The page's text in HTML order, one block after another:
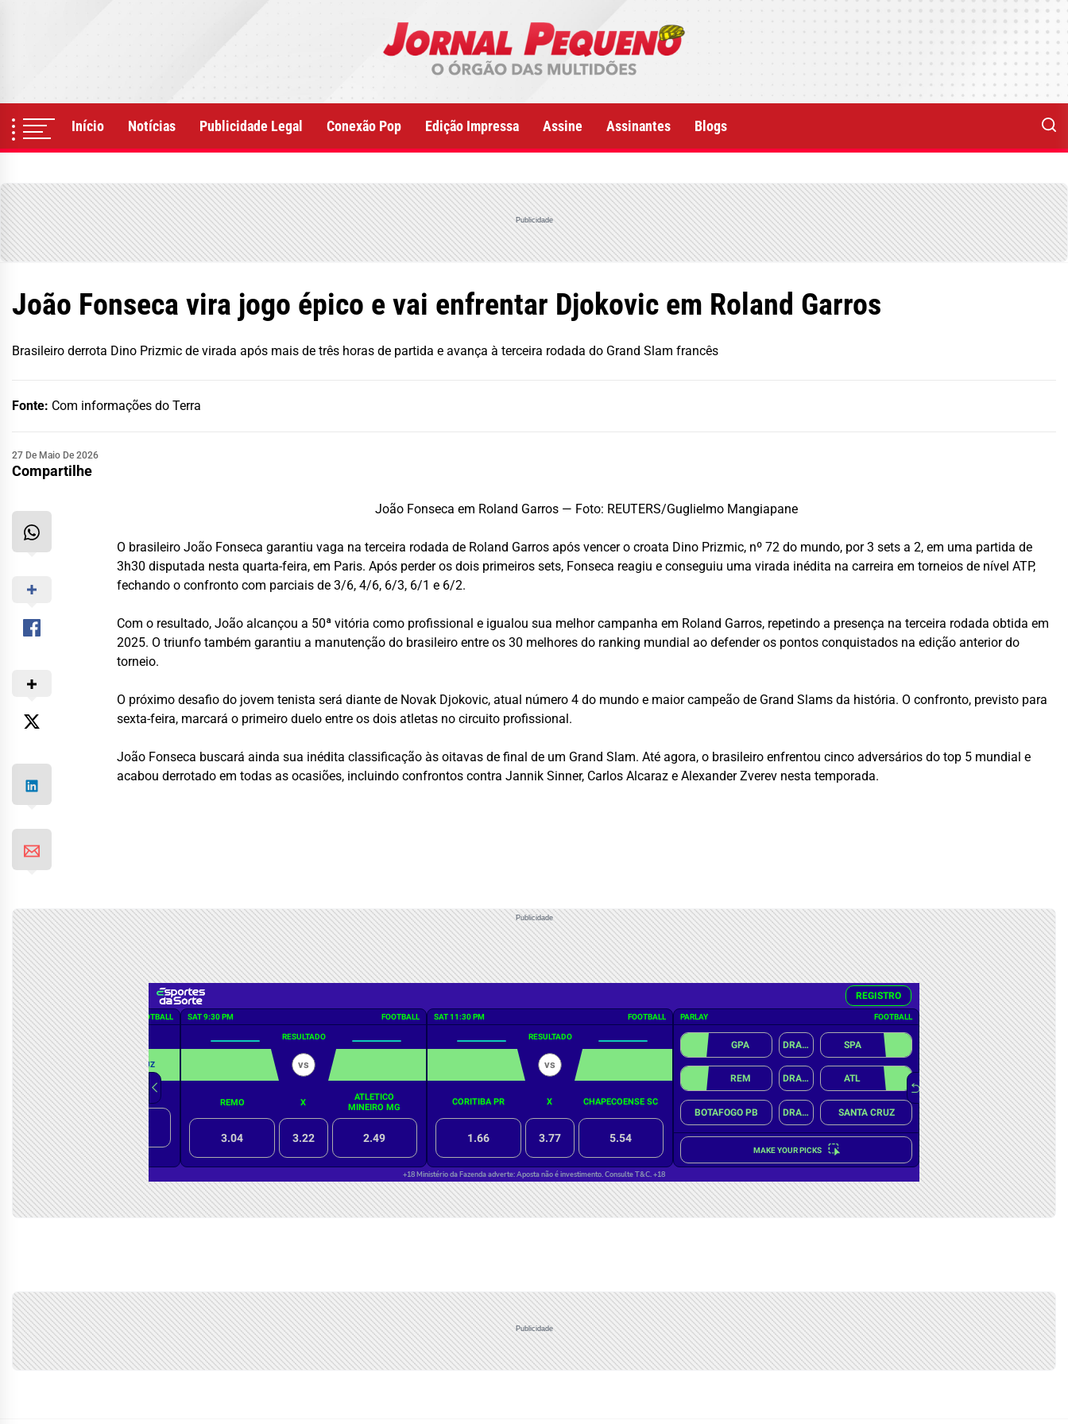
Início Notícias Publicidade Legal Conexão Pop Edição Impressa Assine Assinantes Blogs
Publicidade
João Fonseca vira jogo épico e vai enfrentar Djokovic em Roland Garros
Brasileiro derrota Dino Prizmic de virada após mais de três horas de partida e avança à terceira rodada do Grand Slam francês
Fonte: Com informações do Terra
27 De Maio De 2026
Compartilhe
João Fonseca em Roland Garros — Foto: REUTERS/Guglielmo Mangiapane
O brasileiroJoão Fonseca garantiu vaga na terceira rodada de Roland Garros após vencer o croata Dino Prizmic, nº 72 do mundo, por 3 sets a 2, em uma partida de
3h30 disputada nesta quarta-feira, em Paris. Após perder os dois primeiros sets, Fonseca reagiu e conseguiu uma virada inédita na carreira em torneios de nível ATP,
fechando o confronto com parciais de 3/6, 4/6, 6/3, 6/1 e 6/2.
Com o resultado, João alcançou a 50ª vitória como profissional e igualou sua melhor campanha em Roland Garros, repetindo a presença na terceira rodada obtida em
2025. O triunfo também garantiu a manutenção do brasileiro entre os 30 melhores do ranking mundial ao defender os pontos conquistados na edição anterior do
torneio.
O próximo desafio do jovem tenista será diante de Novak Djokovic, atual número 4 do mundo e maior campeão de Grand Slams da história. O confronto, previsto para
sexta-feira, marcará o primeiro duelo entre os dois atletas no circuito profissional.
João Fonseca buscará ainda sua inédita classificação às oitavas de final de um Grand Slam. Até agora, o brasileiro enfrentou cinco adversários do top 5 mundial e
acabou derrotado em todas as ocasiões, incluindo confrontos contraJannik Sinner, Carlos Alcaraz eAlexander Zverev nesta temporada.
Publicidade
Publicidade